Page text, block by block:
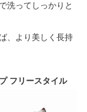
洗ってしっかりと
、より美しく長持
フリースタイル